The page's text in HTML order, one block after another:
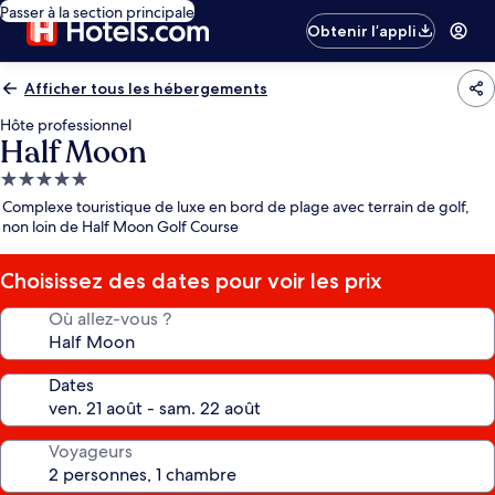
Passer à la section principale
Obtenir l’appli
Afficher tous les hébergements
Hôte professionnel
Half Moon
Hébergement
5.0 étoiles
Complexe touristique de luxe en bord de plage avec terrain de golf,
non loin de Half Moon Golf Course
Choisissez des dates pour voir les prix
Où allez-vous ?
Dates
Voyageurs